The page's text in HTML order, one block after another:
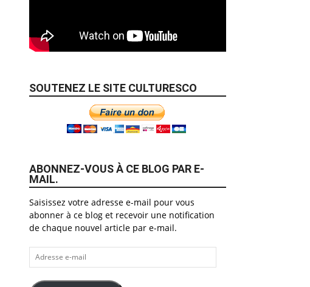
SOUTENEZ LE SITE CULTURESCO
ABONNEZ-VOUS À CE BLOG PAR E-
MAIL.
Saisissez votre adresse e-mail pour vous
abonner à ce blog et recevoir une notification
de chaque nouvel article par e-mail.
Adresse
e-
mail